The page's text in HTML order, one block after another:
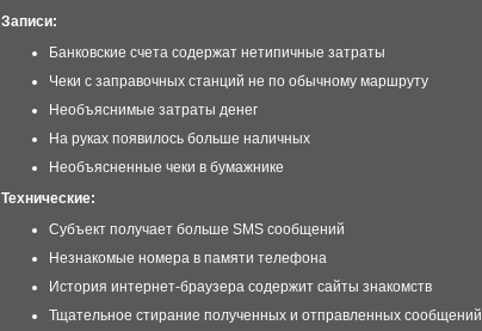
Записи:
Банковские счета содержат нетипичные затраты
Чеки с заправочных станций не по обычному маршруту
Необъяснимые затраты денег
На руках появилось больше наличных
Необъясненные чеки в бумажнике
Технические:
Субъект получает больше SMS сообщений
Незнакомые номера в памяти телефона
История интернет-браузера содержит сайты знакомств
Тщательное стирание полученных и отправленных сообщений